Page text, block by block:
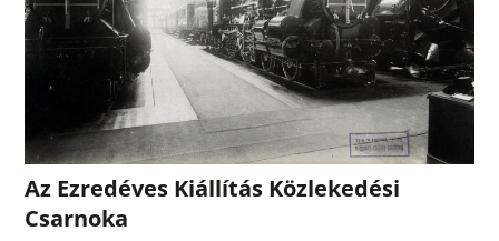
Az Ezredéves Kiállítás Közlekedési
Csarnoka